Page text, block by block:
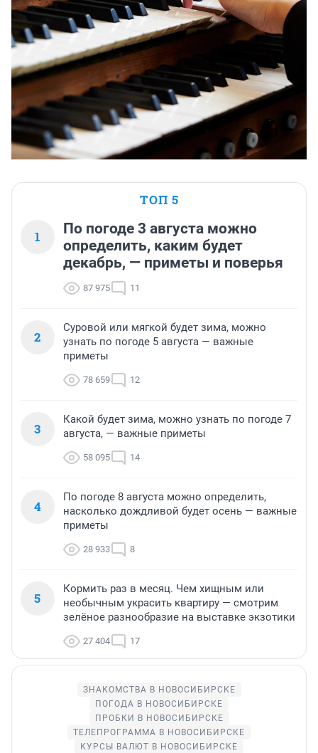
ТОП 5
1
По погоде 3 августа можно
определить, каким будет
декабрь, — приметы и поверья
87 975 11
2
Суровой или мягкой будет зима, можно
узнать по погоде 5 августа — важные
приметы
78 659 12
3
Какой будет зима, можно узнать по погоде 7
августа, — важные приметы
58 095 14
4
По погоде 8 августа можно определить,
насколько дождливой будет осень — важные
приметы
28 933 8
5
Кормить раз в месяц. Чем хищным или
необычным украсить квартиру — смотрим
зелёное разнообразие на выставке экзотики
27 404 17
ЗНАКОМСТВА В НОВОСИБИРСКЕ
ПОГОДА В НОВОСИБИРСКЕ
ПРОБКИ В НОВОСИБИРСКЕ
ТЕЛЕПРОГРАММА В НОВОСИБИРСКЕ
КУРСЫ ВАЛЮТ В НОВОСИБИРСКЕ